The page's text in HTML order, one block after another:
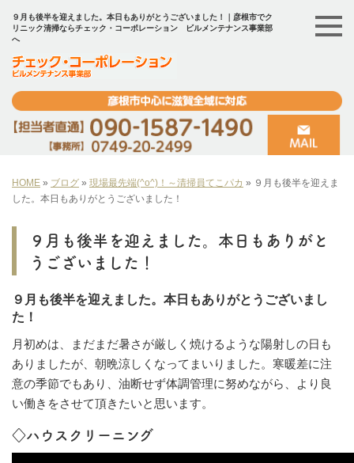
９月も後半を迎えました。本日もありがとうございました！｜彦根市でク
リニック清掃ならチェック・コーポレーション ビルメンテナンス事業部
へ
HOME » ブログ » 現場最先端(^o^)！～清掃員てこパカ » ９月も後半を迎えま
した。本日もありがとうございました！
９月も後半を迎えました。本日もありがと
うございました！
９月も後半を迎えました。本日もありがとうございまし
た！
月初めは、まだまだ暑さが厳しく焼けるような陽射しの日も
ありましたが、朝晩涼しくなってまいりました。寒暖差に注
意の季節でもあり、油断せず体調管理に努めながら、より良
い働きをさせて頂きたいと思います。
◇ハウスクリーニング